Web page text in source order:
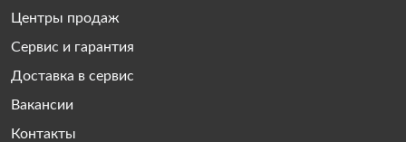
Центры продаж
Сервис и гарантия
Доставка в сервис
Вакансии
Контакты